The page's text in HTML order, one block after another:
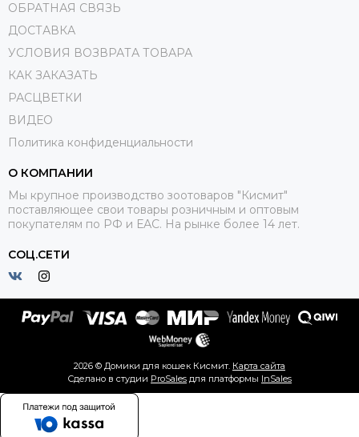
ОБРАТНАЯ СВЯЗЬ
ДОСТАВКА
УСЛОВИЯ ВОЗВРАТА ТОВАРА
КАК ЗАКАЗАТЬ
РАСЦВЕТКИ
ВИДЕО
Политика конфиденциальности
О КОМПАНИИ
Мы крупное производство зоотоваров "Кисмит"
поставляющее свои товары розничным и оптовым
покупателям по РФ и ЕАС. На рынке более 14 лет.
СОЦ.СЕТИ
2026 © Домики для кошек Кисмит. Карта сайта
Сделано в студии ProSales для платформы InSales